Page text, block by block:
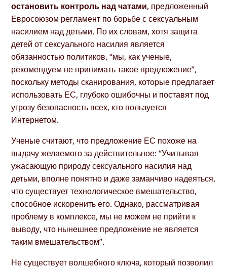
остановить контроль над чатами, предложенный
Евросоюзом регламент по борьбе с сексуальным
насилием над детьми. По их словам, хотя защита
детей от сексуального насилия является
обязанностью политиков, “мы, как ученые,
рекомендуем не принимать такое предложение”,
поскольку методы сканирования, которые предлагает
использовать ЕС, глубоко ошибочны и поставят под
угрозу безопасность всех, кто пользуется
Интернетом.
Ученые считают, что предложение ЕС похоже на
выдачу желаемого за действительное: “Учитывая
ужасающую природу сексуального насилия над
детьми, вполне понятно и даже заманчиво надеяться,
что существует технологическое вмешательство,
способное искоренить его. Однако, рассматривая
проблему в комплексе, мы не можем не прийти к
выводу, что нынешнее предложение не является
таким вмешательством”.
Не существует волшебного ключа, который позволил